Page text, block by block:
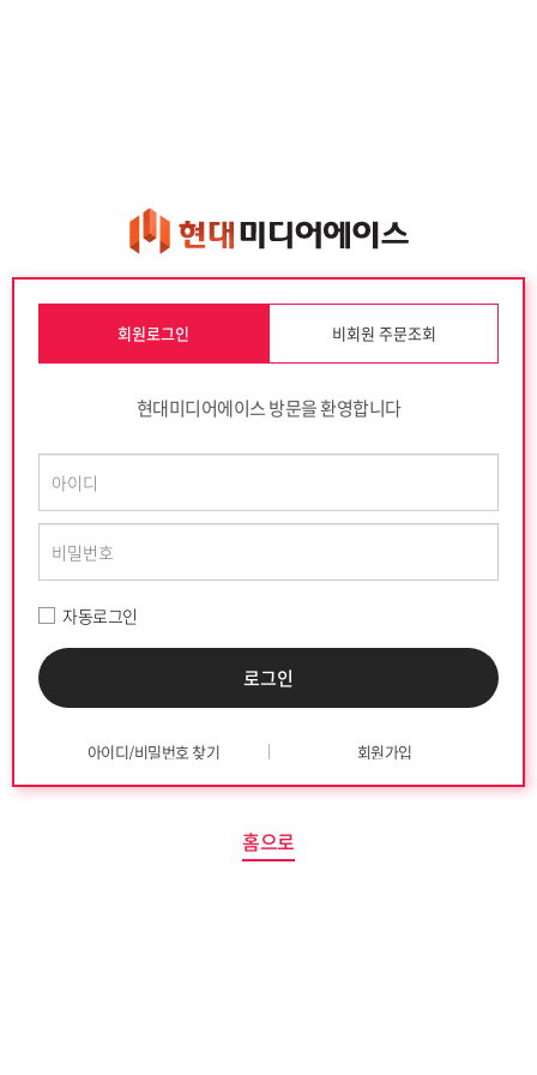
회원로그인 비회원 주문조회
현대미디어에이스 방문을 환영합니다
자동로그인
아이디/비밀번호 찾기 회원가입
홈으로